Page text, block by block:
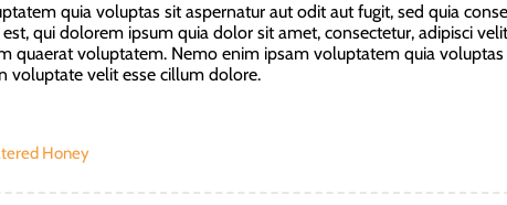
quia voluptas sit aspernatur aut odit aut fugit, sed quia
qui dolorem ipsum quia dolor sit amet, consectetur, adipisci
quaerat voluptatem. Nemo enim ipsam voluptatem quia
voluptate velit esse cillum dolore.
Honey